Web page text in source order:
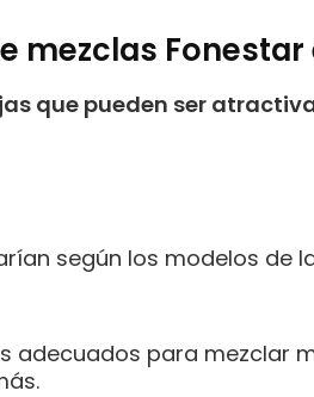
mezclas Fonestar
que pueden ser
según los modelos de
adecuados para mezclar